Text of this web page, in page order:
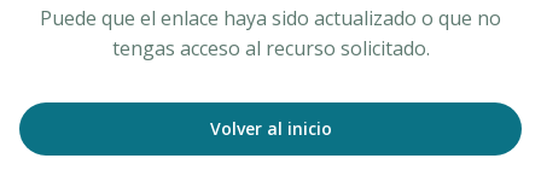
Puede que el enlace haya sido actualizado o que no
tengas acceso al recurso solicitado.
Volver al inicio